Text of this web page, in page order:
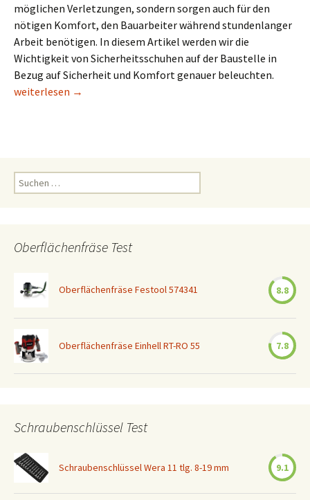
möglichen Verletzungen, sondern sorgen auch für den
nötigen Komfort, den Bauarbeiter während stundenlanger
Arbeit benötigen. In diesem Artikel werden wir die
Wichtigkeit von Sicherheitsschuhen auf der Baustelle in
Bezug auf Sicherheit und Komfort genauer beleuchten.
Baustellenschuhe für Sicherheit und Komfort auf der Baustelle
weiterlesen →
Suchen
nach:
Oberflächenfräse Test
Oberflächenfräse Festool 574341 8.8
Oberflächenfräse Einhell RT-RO 55 7.8
Schraubenschlüssel Test
Schraubenschlüssel Wera 11 tlg. 8-19 mm 9.1